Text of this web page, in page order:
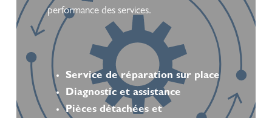
performance des services.
Service de réparation sur place
Diagnostic et assistance
Pièces détachées et